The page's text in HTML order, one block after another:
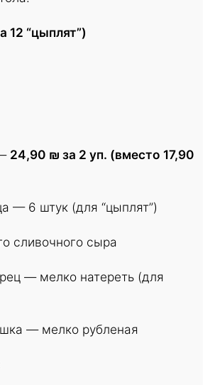
12 “цыплят”)
24,90 ₪ за 2 уп. (вместо 17,90
— 6 штук (для “цыплят”)
сливочного сыра
— мелко натереть (для
— мелко рубленая